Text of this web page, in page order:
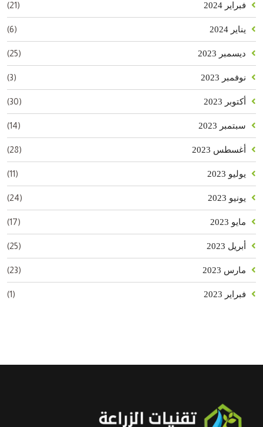
فبراير 2024 (21)
يناير 2024 (6)
ديسمبر 2023 (25)
نوفمبر 2023 (3)
أكتوبر 2023 (30)
سبتمبر 2023 (14)
أغسطس 2023 (28)
يوليو 2023 (11)
يونيو 2023 (24)
مايو 2023 (17)
أبريل 2023 (25)
مارس 2023 (23)
فبراير 2023 (1)